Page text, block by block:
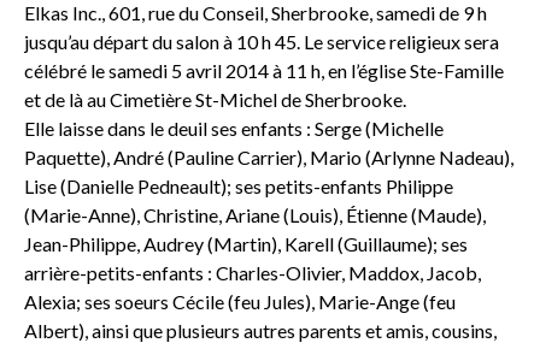
Elkas Inc., 601, rue du Conseil, Sherbrooke, samedi de 9 h
jusqu’au départ du salon à 10 h 45. Le service religieux sera
célébré le samedi 5 avril 2014 à 11 h, en l’église Ste-Famille
et de là au Cimetière St-Michel de Sherbrooke.
Elle laisse dans le deuil ses enfants : Serge (Michelle
Paquette), André (Pauline Carrier), Mario (Arlynne Nadeau),
Lise (Danielle Pedneault); ses petits-enfants Philippe
(Marie-Anne), Christine, Ariane (Louis), Étienne (Maude),
Jean-Philippe, Audrey (Martin), Karell (Guillaume); ses
arrière-petits-enfants : Charles-Olivier, Maddox, Jacob,
Alexia; ses soeurs Cécile (feu Jules), Marie-Ange (feu
Albert), ainsi que plusieurs autres parents et amis, cousins,